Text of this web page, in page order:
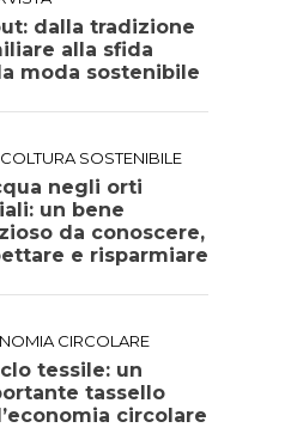
dalla tradizione
alla sfida
moda sostenibile
SOSTENIBILE
negli orti
un bene
da conoscere,
e risparmiare
CIRCOLARE
tessile: un
tassello
circolare